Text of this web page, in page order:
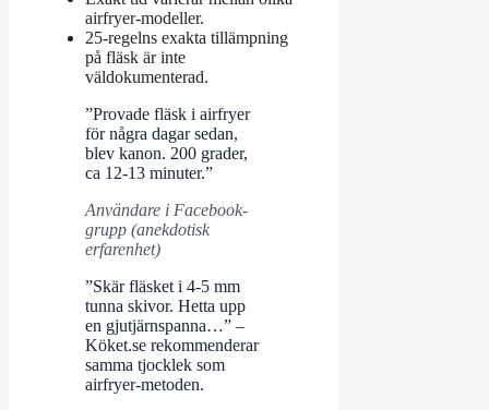
airfryer-modeller.
25-regelns exakta tillämpning
på fläsk är inte
väldokumenterad.
”Provade fläsk i airfryer
för några dagar sedan,
blev kanon. 200 grader,
ca 12-13 minuter.”
Användare i Facebook-
grupp (anekdotisk
erfarenhet)
”Skär fläsket i 4-5 mm
tunna skivor. Hetta upp
en gjutjärnspanna…” –
Köket.se rekommenderar
samma tjocklek som
airfryer-metoden.